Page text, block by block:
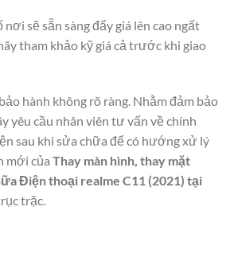
nơi sẽ sẵn sàng đẩy giá lên cao ngất
tham khảo kỹ giá cả trước khi giao
hành không rõ ràng. Nhằm đảm bảo
yêu cầu nhân viên tư vấn về chính
sau khi sửa chữa để có hướng xử lý
mới của Thay màn hình, thay mặt
Điện thoại realme C11 (2021) tại
trặc.